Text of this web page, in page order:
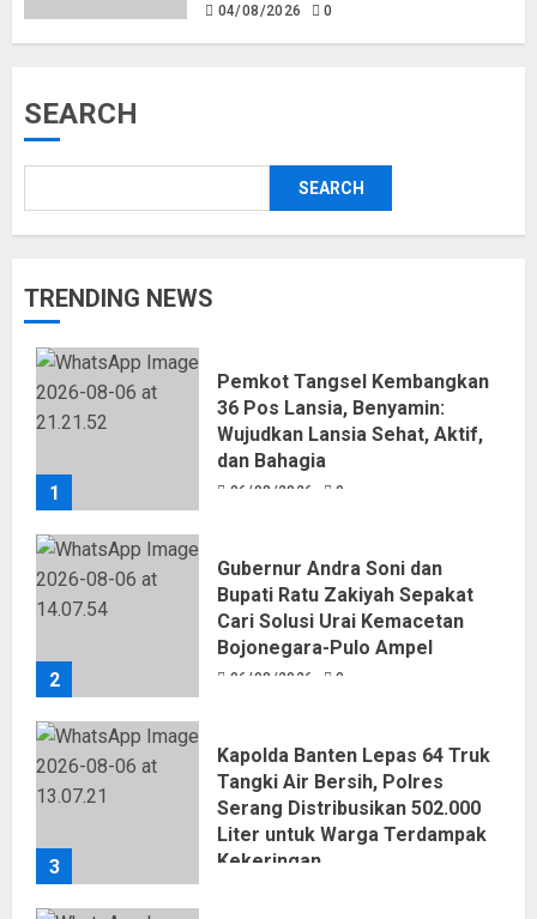
04/08/2026 0
SEARCH
SEARCH
TRENDING NEWS
1
Pemkot Tangsel Kembangkan
36 Pos Lansia, Benyamin:
Wujudkan Lansia Sehat, Aktif,
dan Bahagia
06/08/2026 0
2
Gubernur Andra Soni dan
Bupati Ratu Zakiyah Sepakat
Cari Solusi Urai Kemacetan
Bojonegara-Pulo Ampel
06/08/2026 0
3
Kapolda Banten Lepas 64 Truk
Tangki Air Bersih, Polres
Serang Distribusikan 502.000
Liter untuk Warga Terdampak
Kekeringan